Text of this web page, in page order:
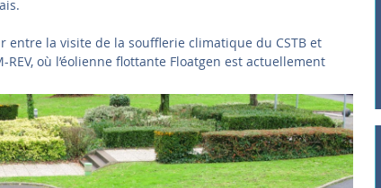
la visite de la soufflerie climatique du CSTB et
REV, où l’éolienne flottante Floatgen est actuellement